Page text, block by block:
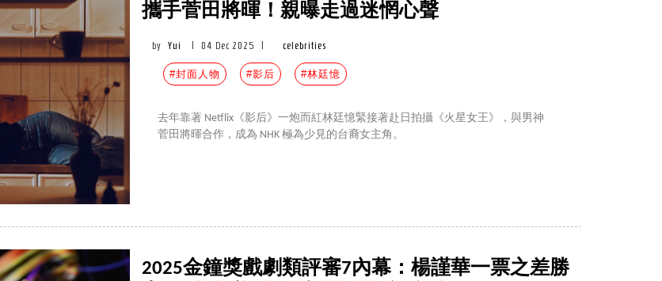
攜手菅田將暉！親曝走過迷惘心聲
by Yui 04 Dec 2025 celebrities
#封面人物 #影后 #林廷憶
去年靠著 Netflix《影后》一炮而紅林廷憶緊接著赴日拍攝《火星女王》，與男神
菅田將暉合作，成為 NHK 極為少見的台裔女主角。
2025金鐘獎戲劇類評審7內幕：楊謹華一票之差勝